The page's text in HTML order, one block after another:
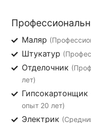
Маляр
Штукатур
Отделочник
лет)
Гипсокартонщик
опыт 20 лет)
Электрик